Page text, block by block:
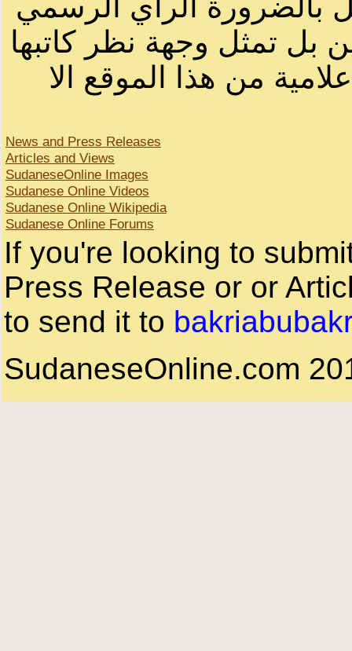
بل تمثل وجهة نظر كاتبها
من هذا الموقع الا
News and Press Releases
Articles and Views
SudaneseOnline Images
Sudanese Online Videos
Sudanese Online Wikipedia
Sudanese Online Forums
If you're looking to
Press Release or or
to send it to